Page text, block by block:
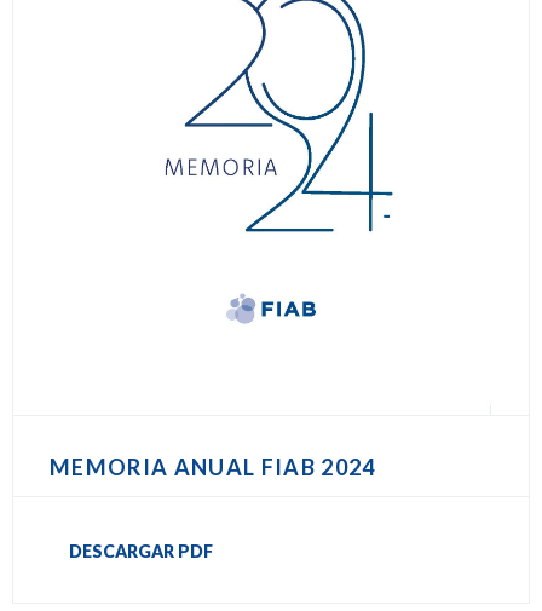
MEMORIA ANUAL FIAB 2024
DESCARGAR PDF